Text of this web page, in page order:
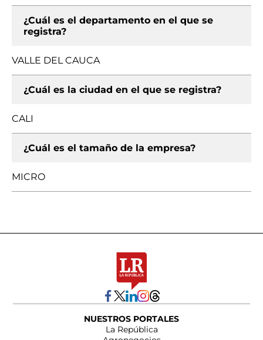
¿Cuál es el departamento en el que se
registra?
VALLE DEL CAUCA
¿Cuál es la ciudad en el que se registra?
CALI
¿Cuál es el tamaño de la empresa?
MICRO
NUESTROS PORTALES
La República